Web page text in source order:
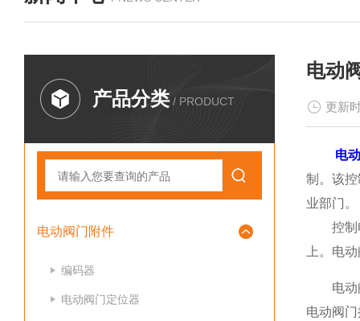
产品分类 / PRODUCT
电动阀门附件
编码器
电动阀门定位器
电动
更新
电
制。该
业部门。
控制电
上。电
电动阀
电动阀